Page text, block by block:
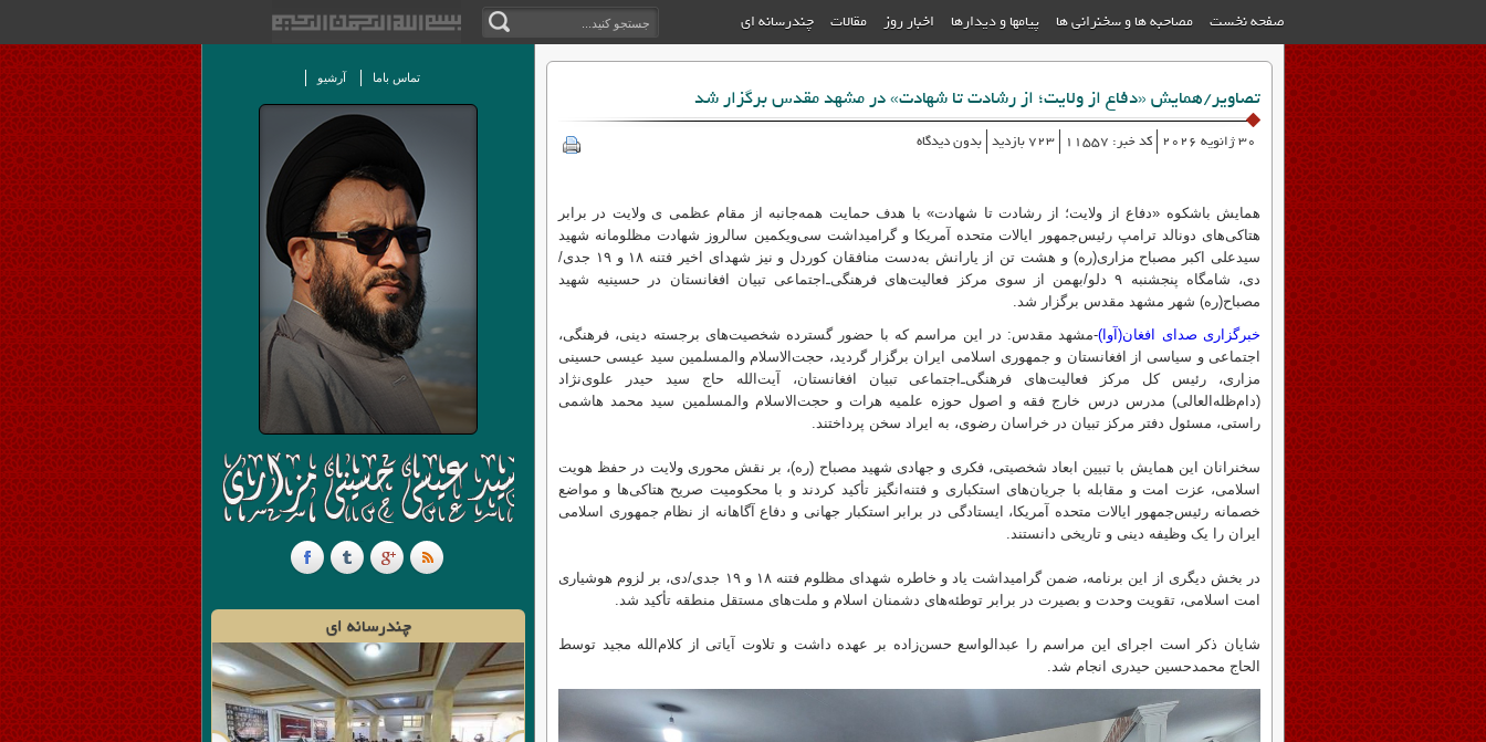
صفحه نخست مصاحبه ها و سخنرانی ها پیامها و دیدارها اخبار روز مقالات چندرسانه ای
تصاویر/همایش «دفاع از ولایت؛ از رشادت تا شهادت» در مشهد مقدس برگزار شد
30 ژانویه 2026 کد خبر: 11557 723 بازدید بدون دیدگاه
همایش باشکوه «دفاع از ولایت؛ از رشادت تا شهادت» با هدف حمایت همه‌جانبه از مقام عظمی ی ولایت در برابر
هتاکی‌های دونالد ترامپ رئیس‌جمهور ایالات متحده آمریکا و گرامیداشت سی‌ویکمین سالروز شهادت مظلومانه شهید
سیدعلی اکبر مصباح مزاری(ره) و هشت تن از یارانش به‌دست منافقان کوردل و نیز شهدای اخیر فتنه ۱۸ و ۱۹ جدی/
دی، شامگاه پنجشنبه ۹ دلو/بهمن از سوی مرکز فعالیت‌های فرهنگی‌ـ‌اجتماعی تبیان افغانستان در حسینیه شهید
مصباح(ره) شهر مشهد مقدس برگزار شد.
خبرگزاری صدای افغان(آوا)-مشهد مقدس: در این مراسم که با حضور گسترده شخصیت‌های برجسته دینی، فرهنگی،
اجتماعی و سیاسی از افغانستان و جمهوری اسلامی ایران برگزار گردید، حجت‌الاسلام والمسلمین سید عیسی حسینی
مزاری، رئیس کل مرکز فعالیت‌های فرهنگی‌ـ‌اجتماعی تبیان افغانستان، آیت‌الله حاج سید حیدر علوی‌نژاد
(دام‌ظله‌العالی) مدرس درس خارج فقه و اصول حوزه علمیه هرات و حجت‌الاسلام والمسلمین سید محمد هاشمی
راستی، مسئول دفتر مرکز تبیان در خراسان رضوی، به ایراد سخن پرداختند.
سخنرانان این همایش با تبیین ابعاد شخصیتی، فکری و جهادی شهید مصباح (ره)، بر نقش محوری ولایت در حفظ هویت
اسلامی، عزت امت و مقابله با جریان‌های استکباری و فتنه‌انگیز تأکید کردند و با محکومیت صریح هتاکی‌ها و مواضع
خصمانه رئیس‌جمهور ایالات متحده آمریکا، ایستادگی در برابر استکبار جهانی و دفاع آگاهانه از نظام جمهوری اسلامی
ایران را یک وظیفه دینی و تاریخی دانستند.
در بخش دیگری از این برنامه، ضمن گرامیداشت یاد و خاطره شهدای مظلوم فتنه ۱۸ و ۱۹ جدی/دی، بر لزوم هوشیاری
امت اسلامی، تقویت وحدت و بصیرت در برابر توطئه‌های دشمنان اسلام و ملت‌های مستقل منطقه تأکید شد.
شایان ذکر است اجرای این مراسم را عبدالواسع حسن‌زاده بر عهده داشت و تلاوت آیاتی از کلام‌الله مجید توسط
الحاج محمدحسین حیدری انجام شد.
تماس باما آرشیو
چندرسانه ای